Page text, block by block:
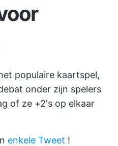
populaire kaartspel,
onder zijn spelers
of ze +2's op elkaar
enkele Tweet !